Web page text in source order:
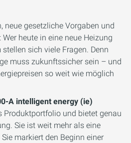
neue gesetzliche Vorgaben und
heute in eine neue Heizung
sich viele Fragen. Denn
muss zukunftssicher sein – und
so weit wie möglich
A intelligent energy (ie)
Produktportfolio und bietet genau
Sie ist weit mehr als eine
markiert den Beginn einer